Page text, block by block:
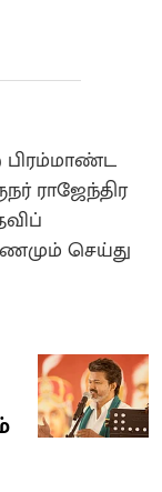
ராஜேந்திர
செய்து